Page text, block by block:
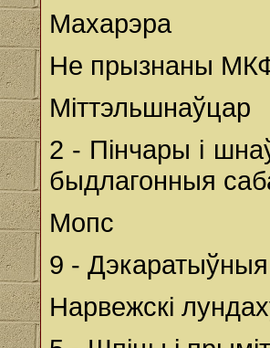
Махарэра
Не прызнаны
Міттэльшнаўцар
2 - Пінчары і
быдлагонныя
Мопс
9 - Дэкаратыўныя
Нарвежскі